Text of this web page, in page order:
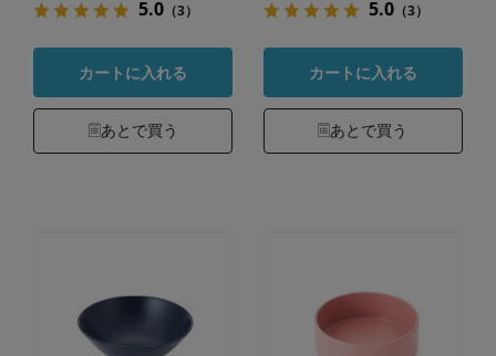
5.0（3）
カートに入れる
あとで買う
5.0（3）
カートに入れる
あとで買う